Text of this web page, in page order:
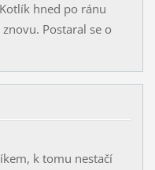
hned po ránu
Postaral se o
k tomu nestačí